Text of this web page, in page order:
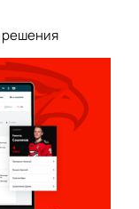
решения